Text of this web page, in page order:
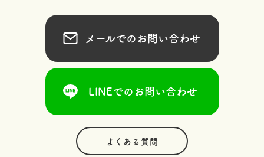
メールでのお問い合わせ
LINEでのお問い合わせ
よくある質問